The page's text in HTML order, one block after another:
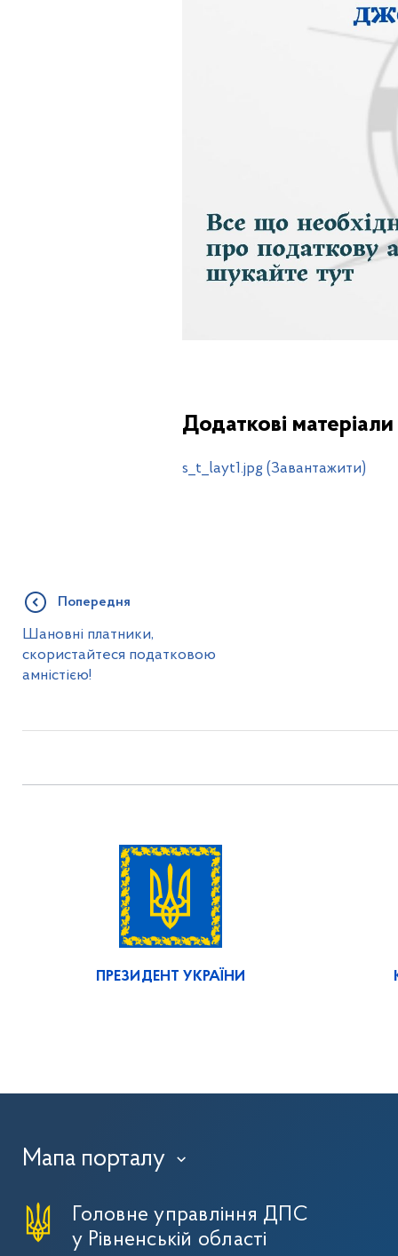
Додаткові матеріали
s_t_layt1.jpg (Завантажити)
Попередня
Шановні платники,
скористайтеся податковою
амністією!
ПРЕЗИДЕНТ УКРАЇНИ
Мапа порталу ›
Головне управління ДПС
у Рівненській області